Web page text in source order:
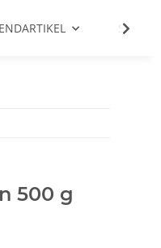
SALE %
500 g